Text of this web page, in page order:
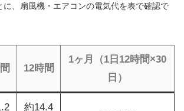
に、扇風機・エアコンの電気代を表で確認で
12時間
1ヶ月（1日12時間×30
日）
約14.4